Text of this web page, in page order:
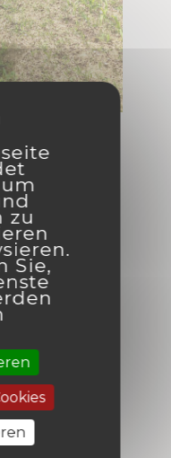
this
for 3
am more
of 3
many
are very
zu
Sie,